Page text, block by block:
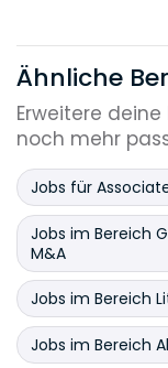
Ähnliche
Erweitere
noch mehr
Jobs für
Jobs im Bereich
M&A
Jobs im Bereich
Jobs im Bereich